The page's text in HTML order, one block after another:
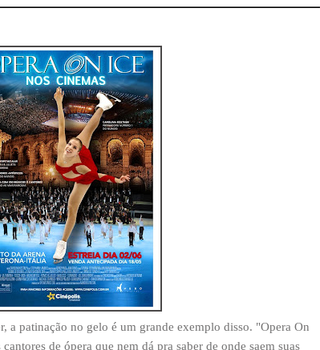
a patinação no gelo é um grande exemplo disso. "Opera On
de ópera que nem dá pra saber de onde saem suas